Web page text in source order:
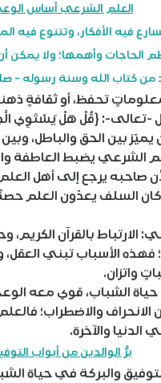
العلم الشرعي أساس
فيه الأفكار، وتتنوع فيه
الحاجات وأهمها؛ ولا يمكن
من كتاب الله وسنة رسوله
تحفظ، أو ثقافةٍ
يميّز بين الحق والباطل،
الشرعي يضبط العاطفة
صاحبه يرجع إلى أهل
السلف يعدّون العلم
بالقرآن
فهذه الأسباب تبني
واتزان.
الشباب، قوي معه
والاضطراب؛
الدنيا والآخرة.
برُّ الوالدين من أبواب
والبركة في حياة